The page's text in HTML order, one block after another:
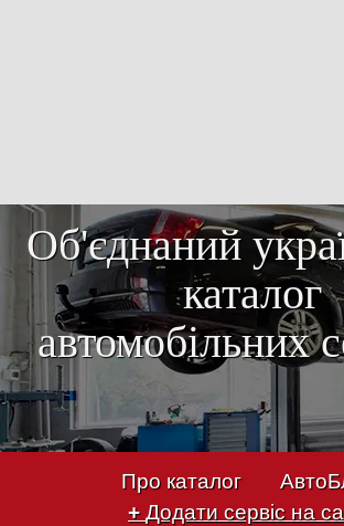
Об'єднаний
каталог
автомобільних
Про каталог
+ Додати сервіс на